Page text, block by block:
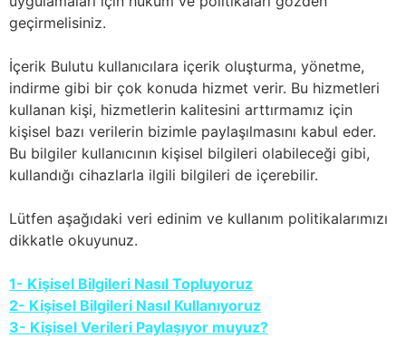
geçirmelisiniz.
İçerik Bulutu kullanıcılara içerik oluşturma, yönetme,
indirme gibi bir çok konuda hizmet verir. Bu hizmetleri
kullanan kişi, hizmetlerin kalitesini arttırmamız için
kişisel bazı verilerin bizimle paylaşılmasını kabul eder.
Bu bilgiler kullanıcının kişisel bilgileri olabileceği gibi,
kullandığı cihazlarla ilgili bilgileri de içerebilir.
Lütfen aşağıdaki veri edinim ve kullanım politikalarımızı
dikkatle okuyunuz.
1- Kişisel Bilgileri Nasıl Topluyoruz
2- Kişisel Bilgileri Nasıl Kullanıyoruz
3- Kişisel Verileri Paylaşıyor muyuz?